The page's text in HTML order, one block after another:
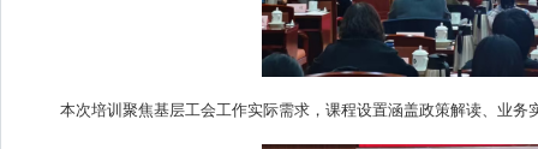
本次培训聚焦基层工会工作实际需求，课程设置涵盖政策解读、业务